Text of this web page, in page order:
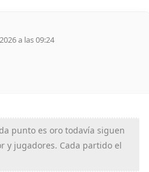
a las 09:24
punto es oro todavía siguen
y jugadores. Cada partido el